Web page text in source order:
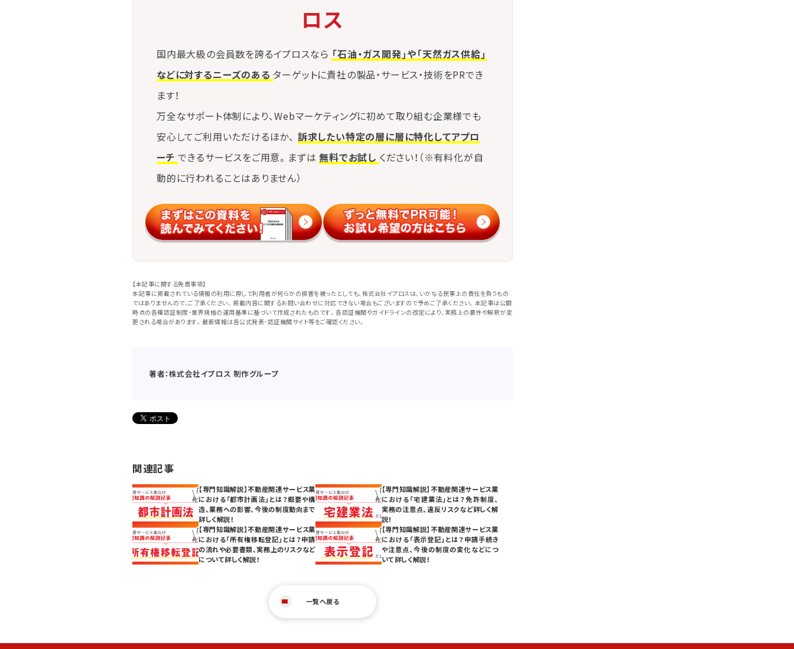
ロス
国内最大級の会員数を誇るイプロスなら 「石油・ガス開発」や「天然ガス供給」
などに対するニーズのあるターゲットに貴社の製品・サービス・技術をPRでき
ます！
万全なサポート体制により、Webマーケティングに初めて取り組む企業様でも
安心してご利用いただけるほか、 訴求したい特定の層に層に特化してアプロ
ーチできるサービスをご用意。まずは無料でお試し ください！（※有料化が自
動的に行われることはありません）
【本記事に関する免責事項】
本記事に掲載されている情報の利用に際して利用者が何らかの損害を被ったとしても、株式会社イプロスは、いかなる民事上の責任を負うもの
ではありませんので、ご了承ください。掲載内容に関するお問い合わせに対応できない場合もございますので予めご了承ください。本記事は公開
時点の各種認証制度・業界規格の運用基準に基づいて作成されたものです。各認証機関やガイドラインの改定により、実務上の要件や解釈が変
更される場合があります。最新情報は各公式発表・認証機関サイト等をご確認ください。
著者：株式会社イプロス 制作グループ
関連記事
【専門知識解説】不動産関連サービス業
における「都市計画法」とは？概要や構
造、業務への影響、今後の制度動向まで
詳しく解説！
【専門知識解説】不動産関連サービス業
における「宅建業法」とは？免許制度、
実務の注意点、違反リスクなど詳しく解
説！
【専門知識解説】不動産関連サービス業
における「所有権移転登記」とは？申請
の流れや必要書類、実務上のリスクなど
について詳しく解説！
【専門知識解説】不動産関連サービス業
における「表示登記」とは？申請手続き
や注意点、今後の制度の変化などにつ
いて詳しく解説！
一覧へ戻る